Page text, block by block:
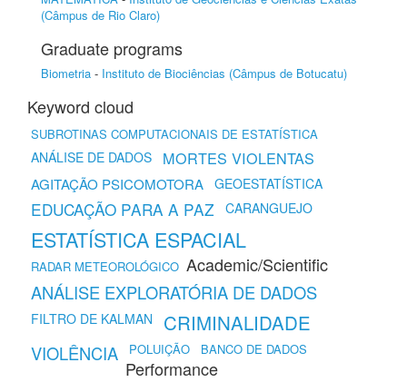
(Câmpus de Rio Claro)
Graduate programs
Biometria - Instituto de Biociências (Câmpus de Botucatu)
Keyword cloud
SUBROTINAS COMPUTACIONAIS DE ESTATÍSTICA
ANÁLISE DE DADOS MORTES VIOLENTAS
AGITAÇÃO PSICOMOTORA GEOESTATÍSTICA
EDUCAÇÃO PARA A PAZ CARANGUEJO
ESTATÍSTICA ESPACIAL
RADAR METEOROLÓGICO
ANÁLISE EXPLORATÓRIA DE DADOS
FILTRO DE KALMAN CRIMINALIDADE
VIOLÊNCIA POLUIÇÃO BANCO DE DADOS
Academic/Scientific
Performance